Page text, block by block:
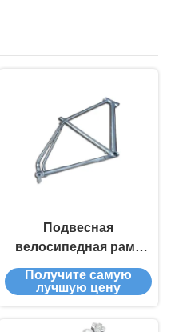
Подвесная
велосипедная рама
по заказу Стальные
велосипедные
изготовления CNC
Получите самую
лучшую цену